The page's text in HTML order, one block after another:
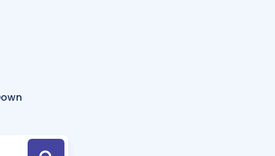
Hesaplama Aracı
için Öneriler
Tek Takvimde
Hoca ile seni sınava hazırlayacak onlarca eğitim seni bekliyor!